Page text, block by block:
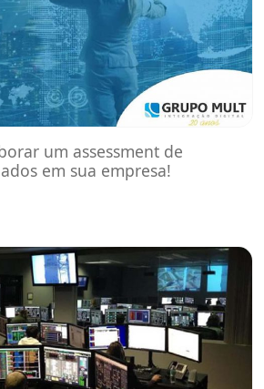
um assessment de
em sua empresa!